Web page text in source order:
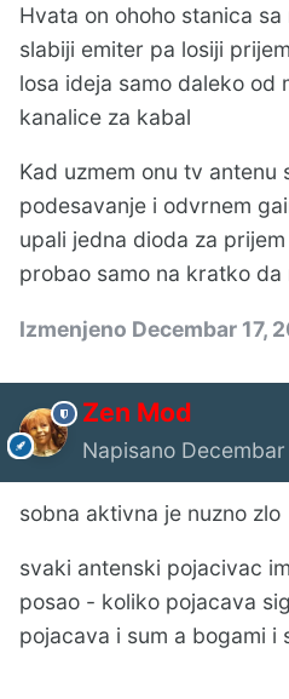
Hvata on ohoho stanica
slabiji emiter pa losiji
losa ideja samo daleko od
kanalice za kabal
Kad uzmem onu tv antenu
podesavanje i odvrnem
upali jedna dioda za
probao samo na kratko
Izmenjeno Decembar 17,
Zen Mod
Napisano
sobna aktivna je nuzno zlo
svaki antenski pojacivac
posao - koliko pojacava
pojacava i sum a bogami i